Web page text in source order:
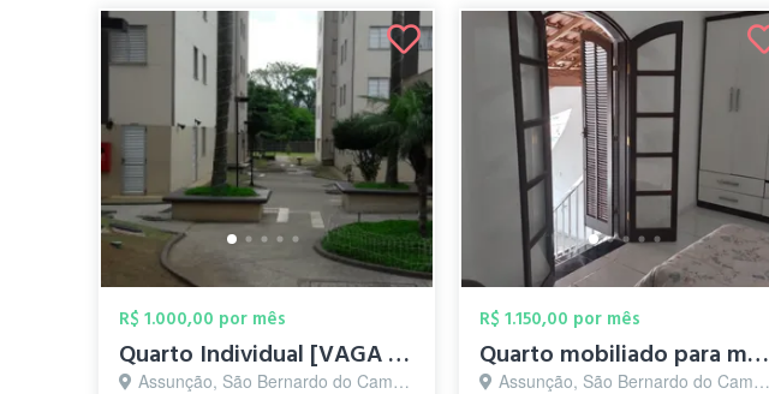
R$ 1.000,00 por mês
Quarto Individual [VAGA MASCULINA]
Assunção, São Bernardo do Campo - SP
R$ 1.150,00 por mês
Quarto mobiliado para meninas com contas...
Assunção, São Bernardo do Campo - SP